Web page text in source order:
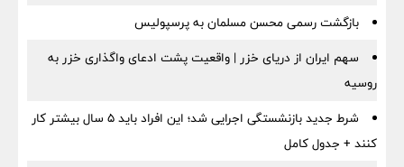
بازگشت رسمی محسن مسلمان به پرسپولیس
سهم ایران از دریای خزر | واقعیت پشت ادعای واگذاری خزر به
روسیه
شرط جدید بازنشستگی اجرایی شد؛ این افراد باید ۵ سال بیشتر کار
کنند + جدول کامل